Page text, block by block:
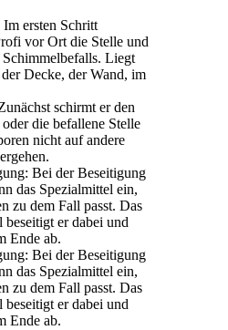
Im ersten Schritt
vor Ort die Stelle und
Schimmelbefalls. Liegt
Decke, der Wand, im
schirmt er den
die befallene Stelle
nicht auf andere
Bei der Beseitigung
das Spezialmittel ein,
zu dem Fall passt. Das
er dabei und
Ende ab.
Bei der Beseitigung
das Spezialmittel ein,
zu dem Fall passt. Das
er dabei und
Ende ab.